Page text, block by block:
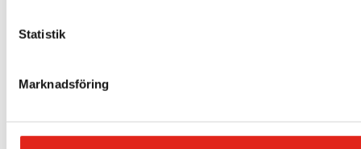
Statistik
Marknadsföring
Sugmotorfilter / Dammfilter
Sugslangar